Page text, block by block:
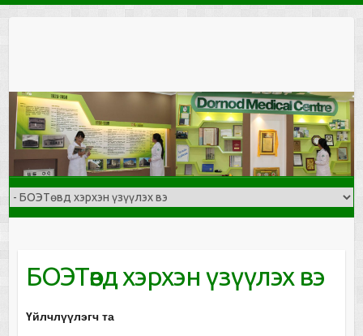
БОЭТөвд хэрхэн үзүүлэх вэ
Үйлчлүүлэгч та